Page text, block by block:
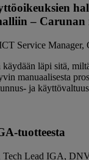
– Carunan
Service Manager,
käydään läpi sitä,
manuaalisesta
ja
tuotteesta
Tech Lead IGA,